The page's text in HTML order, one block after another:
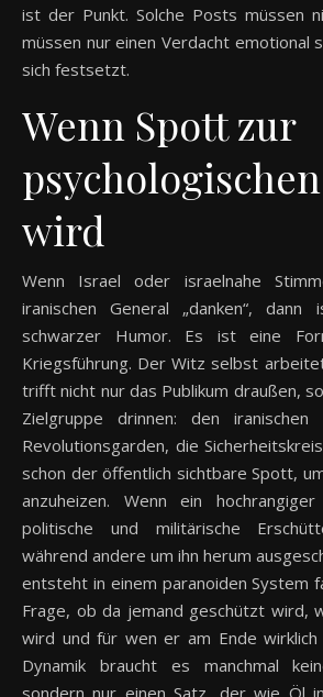
ist der Punkt. Solche Posts müssen
müssen nur einen Verdacht emotional
sich festsetzt.
Wenn Spott zur
wird
Wenn Israel oder israelnahe
iranischen General „danken“,
schwarzer Humor. Es ist eine
Kriegsführung. Der Witz selbst
trifft nicht nur das Publikum draußen,
Zielgruppe drinnen: den iranischen
Revolutionsgarden, die
schon der öffentlich sichtbare Spott,
anzuheizen. Wenn ein
politische und militärische
während andere um ihn herum
entsteht in einem paranoiden System
Frage, ob da jemand geschützt wird,
wird und für wen er am Ende
Dynamik braucht es manchmal